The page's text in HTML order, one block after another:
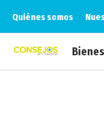
Quiénes somos